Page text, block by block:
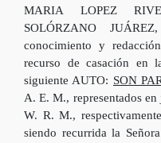
MARIA LOPEZ
SOLÓRZANO
conocimiento y
recurso de casación en
siguiente AUTO: SON
A. E. M., representados
W. R. M.,
siendo recurrida la